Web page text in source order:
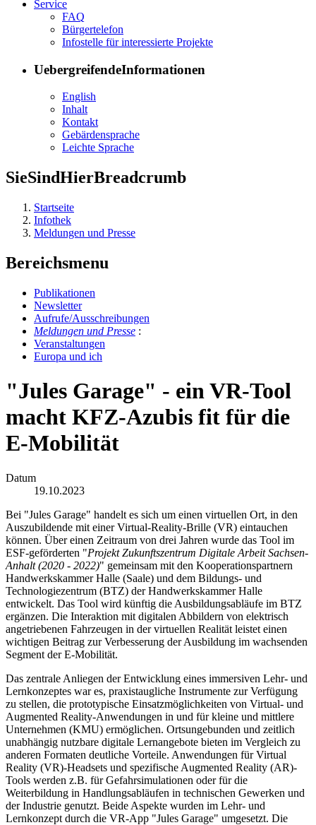
Ser­vice
FAQ
Bür­ger­te­le­fon
In­fo­stel­le für in­ter­es­sier­te Pro­jek­te
UebergreifendeInformationen
English
In­halt
Kon­takt
Ge­bär­den­spra­che
Leich­te Spra­che
SieSindHierBreadcrumb
Startseite
Infothek
Meldungen und Presse
Bereichsmenu
Pu­bli­ka­tio­nen
Newslet­ter
Auf­ru­fe/Aus­schrei­bun­gen
Mel­dun­gen und Pres­se :
Ver­an­stal­tun­gen
Eu­ro­pa und ich
"Jules Garage" - ein VR-Tool
macht KFZ-Azubis fit für die
E-Mobilität
Datum
19.10.2023
Bei "Jules Garage" handelt es sich um einen virtuellen Ort, in den
Auszubildende mit einer Virtual-Reality-Brille (VR) eintauchen
können. Über einen Zeitraum von drei Jahren wurde das Tool im
ESF-geförderten "Projekt Zukunftszentrum Digitale Arbeit Sachsen-
Anhalt (2020 - 2022)" gemeinsam mit den Kooperationspartnern
Handwerkskammer Halle (Saale) und dem Bildungs- und
Technologiezentrum (BTZ) der Handwerkskammer Halle
entwickelt. Das Tool wird künftig die Ausbildungsabläufe im BTZ
ergänzen. Die Interaktion mit digitalen Abbildern von elektrisch
angetriebenen Fahrzeugen in der virtuellen Realität leistet einen
wichtigen Beitrag zur Verbesserung der Ausbildung im wachsenden
Segment der E-Mobilität.
Das zentrale Anliegen der Entwicklung eines immersiven Lehr- und
Lernkonzeptes war es, praxistaugliche Instrumente zur Verfügung
zu stellen, die prototypische Einsatzmöglichkeiten von Virtual- und
Augmented Reality-Anwendungen in und für kleine und mittlere
Unternehmen (KMU) ermöglichen. Ortsungebunden und zeitlich
unabhängig nutzbare digitale Lernangebote bieten im Vergleich zu
anderen Formaten deutliche Vorteile. Anwendungen für Virtual
Reality (VR)-Headsets und spezifische Augmented Reality (AR)-
Tools werden z.B. für Gefahrsimulationen oder für die
Weiterbildung in Handlungsabläufen in technischen Gewerken und
der Industrie genutzt. Beide Aspekte wurden im Lehr- und
Lernkonzept durch die VR-App "Jules Garage" umgesetzt. Die